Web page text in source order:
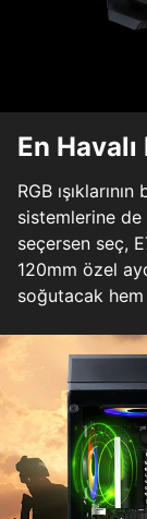
En
RGB
sistemlerine
seçersen seç,
120mm özel
soğutacak